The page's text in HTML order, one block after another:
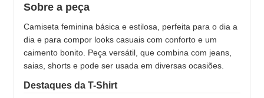
Sobre a peça
Camiseta feminina básica e estilosa, perfeita para o dia a
dia e para compor looks casuais com conforto e um
caimento bonito. Peça versátil, que combina com jeans,
saias, shorts e pode ser usada em diversas ocasiões.
Destaques da T-Shirt